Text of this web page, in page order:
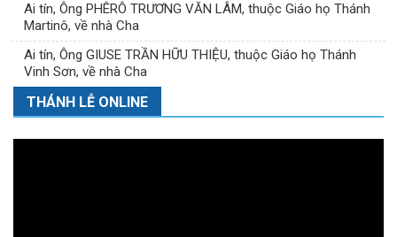
Ai tín, Ông PHÊRÔ TRƯƠNG VĂN LÂM, thuộc Giáo họ Thánh
Martinô, về nhà Cha
Ai tín, Ông GIUSE TRẦN HỮU THIỆU, thuộc Giáo họ Thánh
Vinh Sơn, về nhà Cha
THÁNH LỄ ONLINE